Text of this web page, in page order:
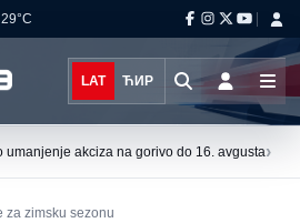
29°C
LAT ЋИР
umanjenje akciza na gorivo do 16. avgusta›
za zimsku sezonu